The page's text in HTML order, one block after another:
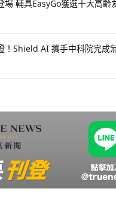
場 輔具EasyGo獲選十大高齡
！Shield AI 攜手中科院完成